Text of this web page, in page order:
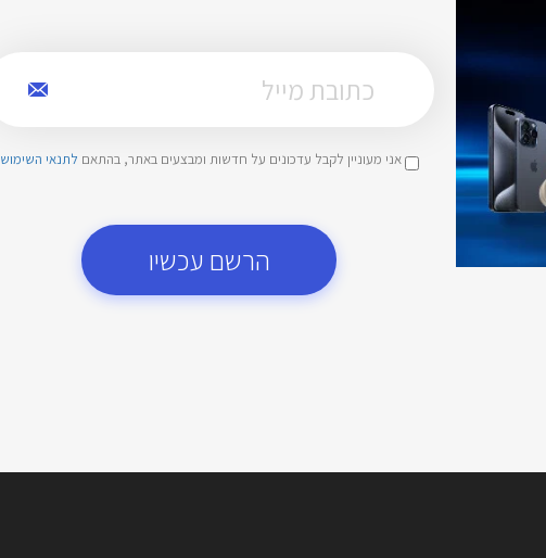
אני מעוניין לקבל עדכונים על חדשות ומבצעים באתר, בהתאם לתנאי השימוש
הרשם עכשיו